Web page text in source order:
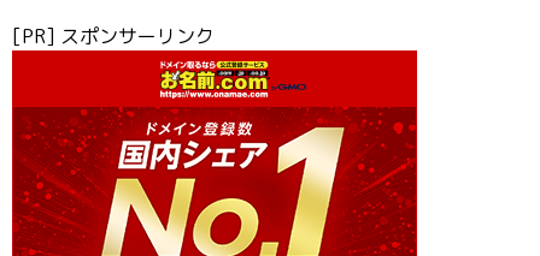
[PR] スポンサーリンク